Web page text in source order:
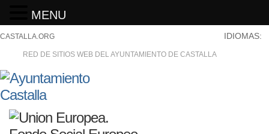
CASTALLA.ORG
RED DE SITIOS WEB DEL AYUNTAMIENTO DE CASTALLA
IDIOMAS:
MENU